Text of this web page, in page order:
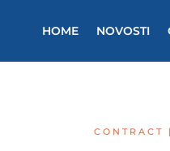
HOME NOVOSTI
CONTRACT